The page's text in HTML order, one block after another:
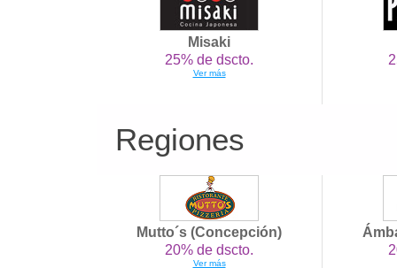
Misaki
25% de dscto.
Ver más
Regiones
Mutto´s (Concepción)
20% de dscto.
Ver más